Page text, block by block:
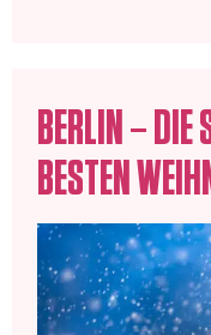
BERLIN – DIE
BESTEN